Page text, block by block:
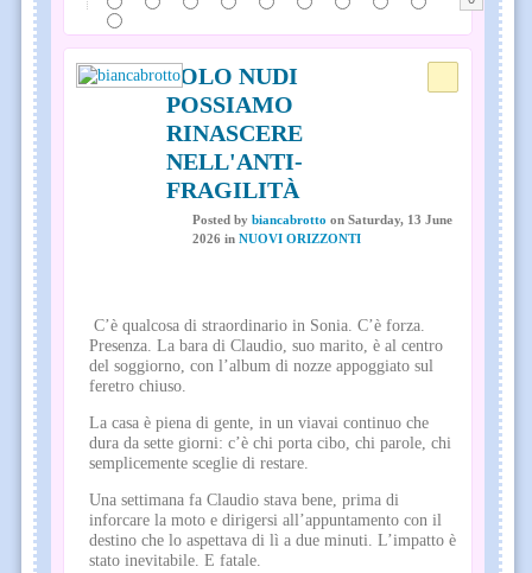
SOLO NUDI
POSSIAMO
RINASCERE
NELL'ANTI-
FRAGILITÀ
Posted by biancabrotto on Saturday, 13 June
2026 in NUOVI ORIZZONTI
C’è qualcosa di straordinario in Sonia. C’è forza.
Presenza. La bara di Claudio, suo marito, è al centro
del soggiorno, con l’album di nozze appoggiato sul
feretro chiuso.
La casa è piena di gente, in un viavai continuo che
dura da sette giorni: c’è chi porta cibo, chi parole, chi
semplicemente sceglie di restare.
Una settimana fa Claudio stava bene, prima di
inforcare la moto e dirigersi all’appuntamento con il
destino che lo aspettava di lì a due minuti. L’impatto è
stato inevitabile. E fatale.